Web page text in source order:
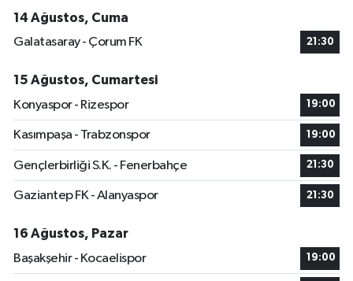
14 Ağustos, Cuma
Galatasaray - Çorum FK
21:30
15 Ağustos, Cumartesi
Konyaspor - Rizespor
19:00
Kasımpaşa - Trabzonspor 19:00
Gençlerbirliği S.K. - Fenerbahçe 21:30
Gaziantep FK - Alanyaspor 21:30
16 Ağustos, Pazar
Başakşehir - Kocaelispor
19:00